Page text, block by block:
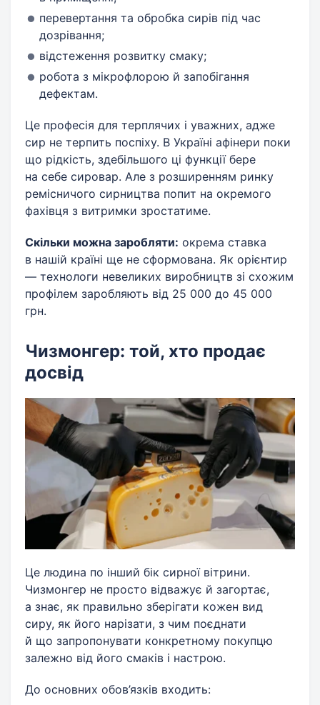
перевертання та обробка сирів під час
дозрівання;
відстеження розвитку смаку;
робота з мікрофлорою й запобігання
дефектам.
Це професія для терплячих і уважних, адже
сир не терпить поспіху. В Україні афінери поки
що рідкість, здебільшого ці функції бере
на себе сировар. Але з розширенням ринку
ремісничого сирництва попит на окремого
фахівця з витримки зростатиме.
Скільки можна заробляти: окрема ставка
в нашій країні ще не сформована. Як орієнтир
— технологи невеликих виробництв зі схожим
профілем заробляють від 25 000 до 45 000
грн.
Чизмонгер: той, хто продає
досвід
Це людина по інший бік сирної вітрини.
Чизмонгер не просто відважує й загортає,
а знає, як правильно зберігати кожен вид
сиру, як його нарізати, з чим поєднати
й що запропонувати конкретному покупцю
залежно від його смаків і настрою.
До основних обов’язків входить: